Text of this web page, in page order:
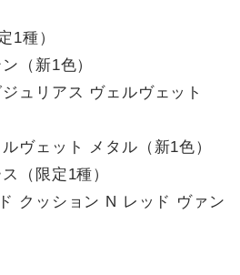
1種）
（新1色）
ュリアス ヴェルヴェット
ヴェット メタル（新1色）
（限定1種）
クッション N レッド ヴァン